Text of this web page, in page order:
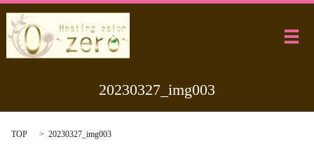
メ
20230327_img003
TOP 20230327_img003